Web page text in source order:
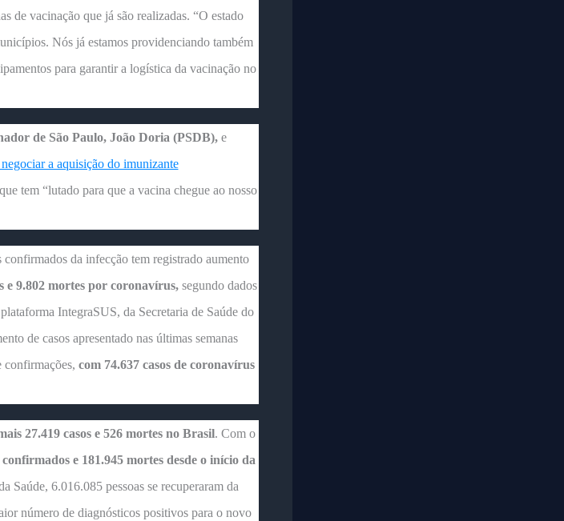
de vacinação que já são realizadas. “O estado
Nós já estamos providenciando também
para garantir a logística da vacinação no
de São Paulo, João Doria (PSDB),e
a aquisição do imunizante
tem “lutado para que a vacina chegue ao nosso
da infecção tem registrado aumento
e 9.802 mortes por coronavírus,segundo dados
IntegraSUS, da Secretaria de Saúde do
de casos apresentado nas últimas semanas
confirmações, com 74.637 casos de coronavírus
27.419 casos e 526 mortes no Brasil. Com o
confirmados e 181.945 mortes desde o início da
Saúde, 6.016.085 pessoas se recuperaram da
número de diagnósticos positivos para o novo